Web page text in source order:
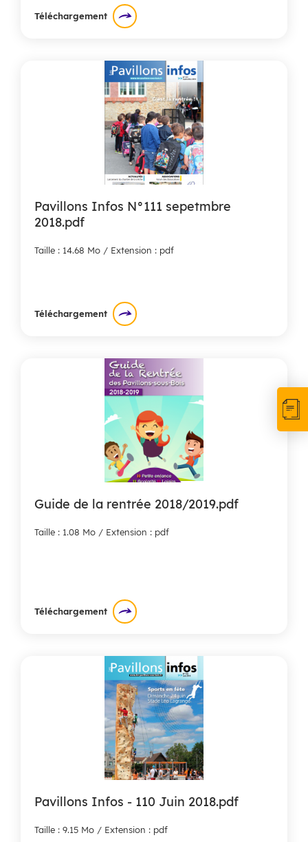
Téléchargement
Pavillons Infos N°111 sepetmbre
2018.pdf
Taille : 14.68 Mo / Extension : pdf
Téléchargement
Guide de la rentrée 2018/2019.pdf
Taille : 1.08 Mo / Extension : pdf
Téléchargement
Pavillons Infos - 110 Juin 2018.pdf
Taille : 9.15 Mo / Extension : pdf